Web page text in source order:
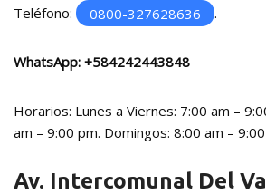
Teléfono: 0800-327628636 .
WhatsApp: +584242443848
Horarios: Lunes a Viernes: 7:00 am –
am – 9:00 pm. Domingos: 8:00 am –
Av. Intercomunal Del